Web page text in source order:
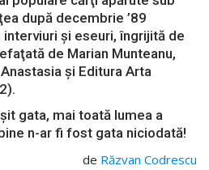
după decembrie ’89
şi eseuri, îngrijită de
de Marian Munteanu,
şi Editura Arta
gata, mai toată lumea a
n-ar fi fost gata niciodată!
de Răzvan Codrescu